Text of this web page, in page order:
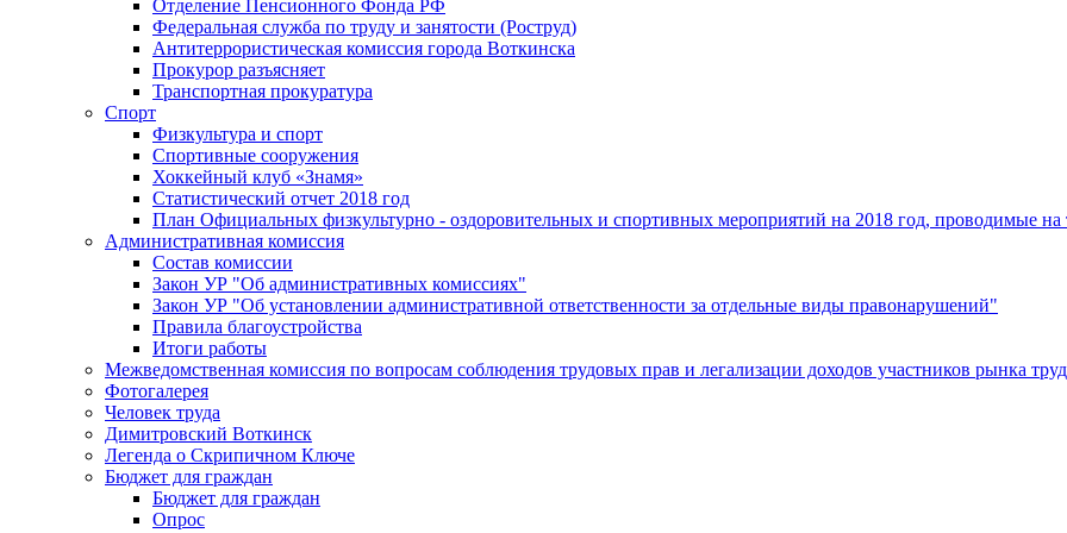
Отделение Пенсионного Фонда РФ
Федеральная служба по труду и занятости (Роструд)
Антитеррористическая комиссия города Воткинска
Прокурор разъясняет
Транспортная прокуратура
Спорт
Физкультура и спорт
Спортивные сооружения
Хоккейный клуб «Знамя»
Статистический отчет 2018 год
План Официальных физкультурно - оздоровительных и спортивных мероприятий на 2018 год, проводимые
Административная комиссия
Состав комиссии
Закон УР "Об административных комиссиях"
Закон УР "Об установлении административной ответственности за отдельные виды правонарушений"
Правила благоустройства
Итоги работы
Межведомственная комиссия по вопросам соблюдения трудовых прав и легализации доходов участников рынка
Фотогалерея
Человек труда
Димитровский Воткинск
Легенда о Скрипичном Ключе
Бюджет для граждан
Бюджет для граждан
Опрос